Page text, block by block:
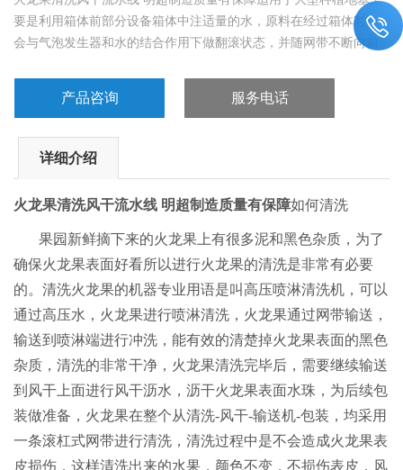
要是利用箱体前部分设备箱体中注适量的水，原料在经过箱体时，
会与气泡发生器和水的结合作用下做翻滚状态，并随网带不断向前
产品咨询 服务电话
详细介绍
火龙果清洗风干流水线 明超制造质量有保障如何清洗
果园新鲜摘下来的火龙果上有很多泥和黑色杂质，为了
确保火龙果表面好看所以进行火龙果的清洗是非常有必要
的。清洗火龙果的机器专业用语是叫高压喷淋清洗机，可以
通过高压水，火龙果进行喷淋清洗，火龙果通过网带输送，
输送到喷淋端进行冲洗，能有效的清楚掉火龙果表面的黑色
杂质，清洗的非常干净，火龙果清洗完毕后，需要继续输送
到风干上面进行风干沥水，沥干火龙果表面水珠，为后续包
装做准备，火龙果在整个从清洗-风干-输送机-包装，均采用
一条滚杠式网带进行清洗，清洗过程中是不会造成火龙果表
皮损伤，这样清洗出来的水果，颜色不变，不损伤表皮，风